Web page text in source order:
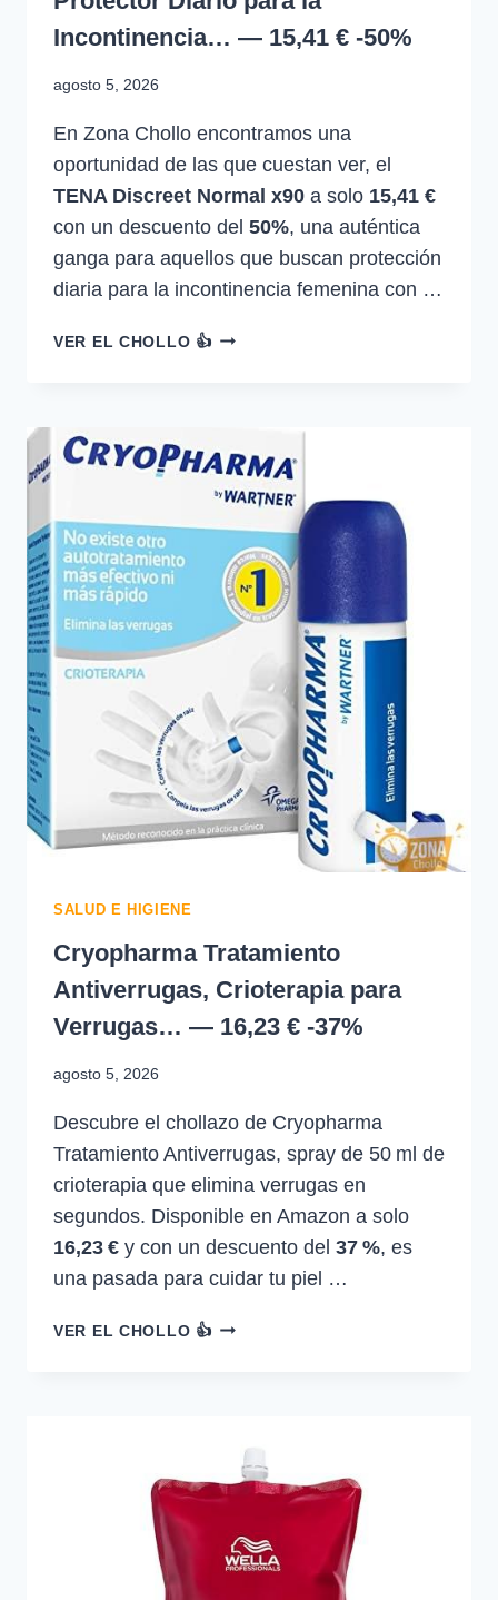
Incontinencia… — 15,41 € -50%
agosto 5, 2026
En Zona Chollo encontramos una
oportunidad de las que cuestan ver, el
TENA Discreet Normal x90 a solo 15,41 €
con un descuento del 50%, una auténtica
ganga para aquellos que buscan protección
diaria para la incontinencia femenina con …
VER EL CHOLLO 👍TENA
DIARIO
PARA
INCONTINENCIA…
—
15,41
-50%
SALUD E HIGIENE
Cryopharma Tratamiento
Antiverrugas, Crioterapia para
Verrugas… — 16,23 € -37%
agosto 5, 2026
Descubre el chollazo de Cryopharma
Tratamiento Antiverrugas, spray de 50 ml de
crioterapia que elimina verrugas en
segundos. Disponible en Amazon a solo
16,23 € y con un descuento del 37 %, es
una pasada para cuidar tu piel …
VER EL CHOLLO 👍CRYOPHARMA
VERRUGAS…
—
16,23
-37%